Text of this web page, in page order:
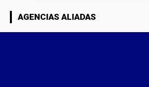
AGENCIAS ALIADAS